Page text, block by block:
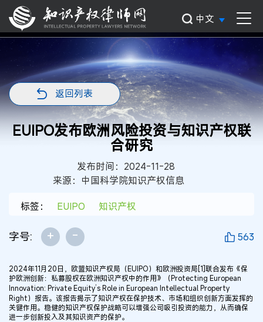
中文
返回列表
EUIPO发布欧洲风险投资与知识产权联
合研究
发布时间：2024-11-28
来源：中国科学院知识产权信息
标签：
EUIPO 知识产权
字号: + - 563
2024年11月20日，欧盟知识产权局（EUIPO）和欧洲投资局[1]联合发布《保
护欧洲创新：私募股权在欧洲知识产权中的作用》（Protecting European
Innovation: Private Equity’s Role in European Intellectual Property
Right）报告。该报告揭示了知识产权在保护技术、市场和组织创新方面发挥的
关键作用。稳健的知识产权保护战略可以增强公司吸引投资的能力，从而确保
进一步创新投入及其知识资产的保护。